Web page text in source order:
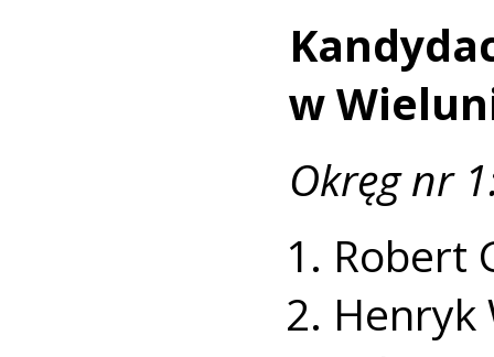
w
Okręg nr
Robert
Henryk